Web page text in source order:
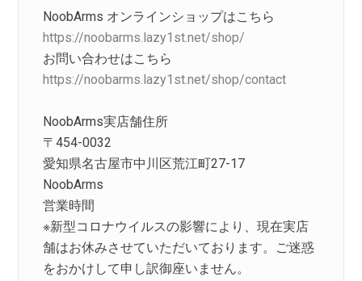
NoobArms オンラインショップはこちら
https://noobarms.lazy1st.net/shop/
お問い合わせはこちら
https://noobarms.lazy1st.net/shop/contact
NoobArms実店舗住所
〒454-0032
愛知県名古屋市中川区荒江町27-17
NoobArms
営業時間
※新型コロナウイルスの影響により、現在実店
舗はお休みさせていただいております。ご迷惑
をおかけして申し訳御座いません。